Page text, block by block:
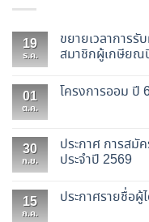
19
ธ.ค.
ขยายเวลาการ
สมาชิกผู้เกษียณ
01
ต.ค.
โครงการออม ปี
30
ก.ย.
ประกาศ การสมั
ประจำปี 2569
15
ก.ค.
ประกาศรายชื่อ